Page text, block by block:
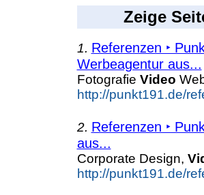
Zeige
1. Referenzen ‣
Werbeagentur aus...
Fotografie Video
http://punkt191.de/
2. Referenzen ‣
aus...
Corporate Design,
http://punkt191.de/